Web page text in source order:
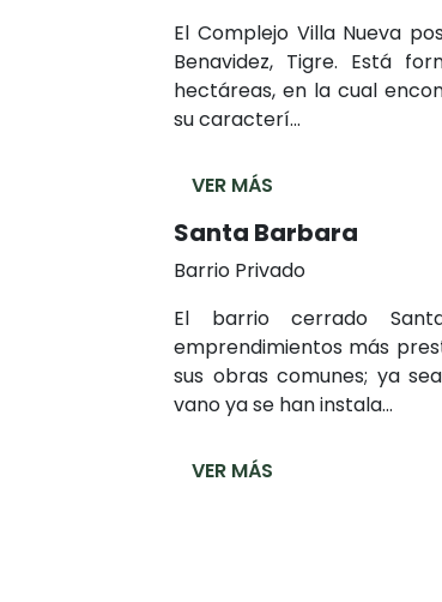
El Complejo Villa Nueva
Benavidez, Tigre. Está
hectáreas, en la cual
su caracterí...
VER MÁS
Santa Barbara
Barrio Privado
El barrio cerrado
emprendimientos más
sus obras comunes; ya
vano ya se han instala...
VER MÁS